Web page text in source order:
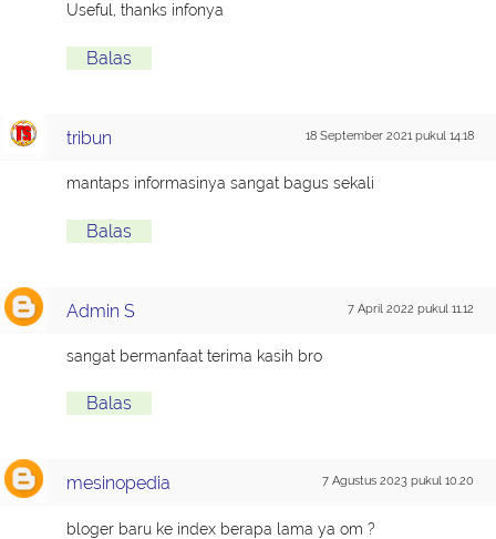
Useful, thanks infonya
Balas
tribun 18 September 2021 pukul 14.18
mantaps informasinya sangat bagus sekali
Balas
Admin S 7 April 2022 pukul 11.12
sangat bermanfaat terima kasih bro
Balas
mesinopedia 7 Agustus 2023 pukul 10.20
bloger baru ke index berapa lama ya om ?